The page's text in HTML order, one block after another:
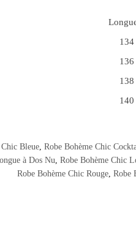
134
136
138
140
Bleue, Robe Bohème Chic
à Dos Nu Robe Bohème Chic
Robe Bohème Chic Rouge, Robe